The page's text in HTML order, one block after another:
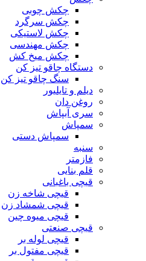
چکش چوبی
چکش سرگرد
چکش لاستیکی
چکش مهندسی
چکش میخ کش
دستگاه چاقو تیز کن
سنگ چاقو تیز کن
دیلم و تایلیور
روغن دان
سری آبپاش
سمپاش
سمپاش دستی
سنبه
فازمتر
قلم بنایی
قیچی باغبانی
قیچی شاخه زن
قیچی شمشاد زن
قیچی میوه چین
قیچی صنعتی
قیچی لوله بر
قیچی مفتول بر